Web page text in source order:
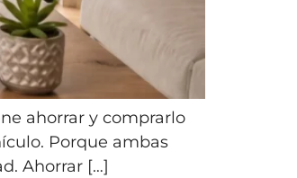
ahorrar y comprarlo
Porque ambas
Ahorrar […]